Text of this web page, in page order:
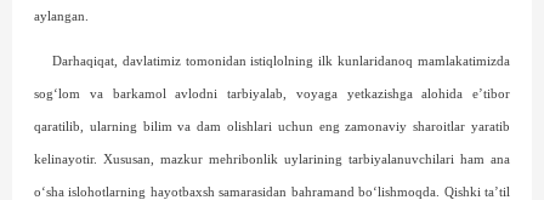
aylangan.
Darhaqiqat, davlatimiz tomonidan istiqlolning ilk kunlaridanoq mamlakatimizda
sog‘lom va barkamol avlodni tarbiyalab, voyaga yetkazishga alohida e’tibor
qaratilib, ularning bilim va dam olishlari uchun eng zamonaviy sharoitlar yaratib
kelinayotir. Xususan, mazkur mehribonlik uylarining tarbiya­lanuvchilari ham ana
o‘sha islohotlarning hayotbaxsh samarasidan bahramand bo‘lishmoqda. Qishki ta’til